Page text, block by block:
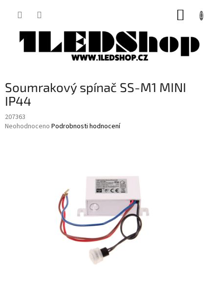
Soumrakový spínač SS-M1 MINI
IP44
207363
Průměrné
Neohodnoceno Podrobnosti hodnocení